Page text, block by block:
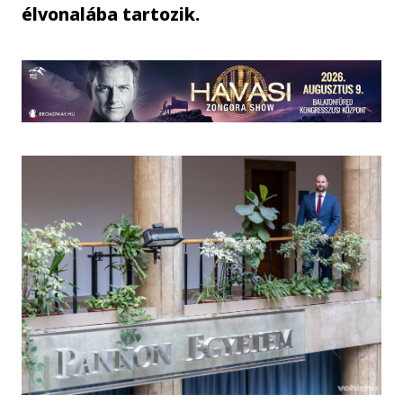
élvonalába tartozik.